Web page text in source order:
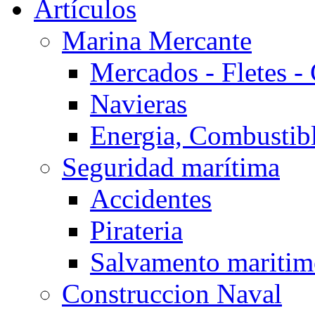
Artículos
Marina Mercante
Mercados - Fletes -
Navieras
Energia,
Seguridad marítima
Accidentes
Pirateria
Salvamento
Construccion Naval